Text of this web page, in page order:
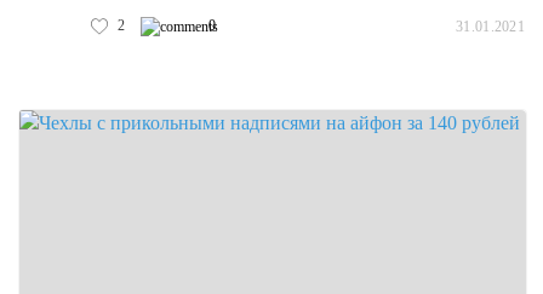
2 0 31.01.2021